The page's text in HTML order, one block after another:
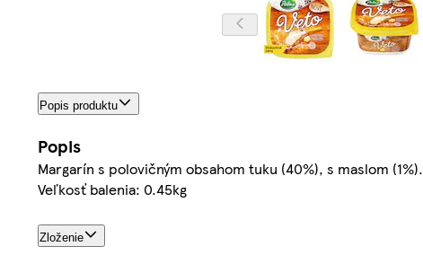
Popis produktu
Popis
Margarín s polovičným obsahom tuku (40%), s maslom (1%).
Veľkosť balenia: 0.45kg
Zloženie